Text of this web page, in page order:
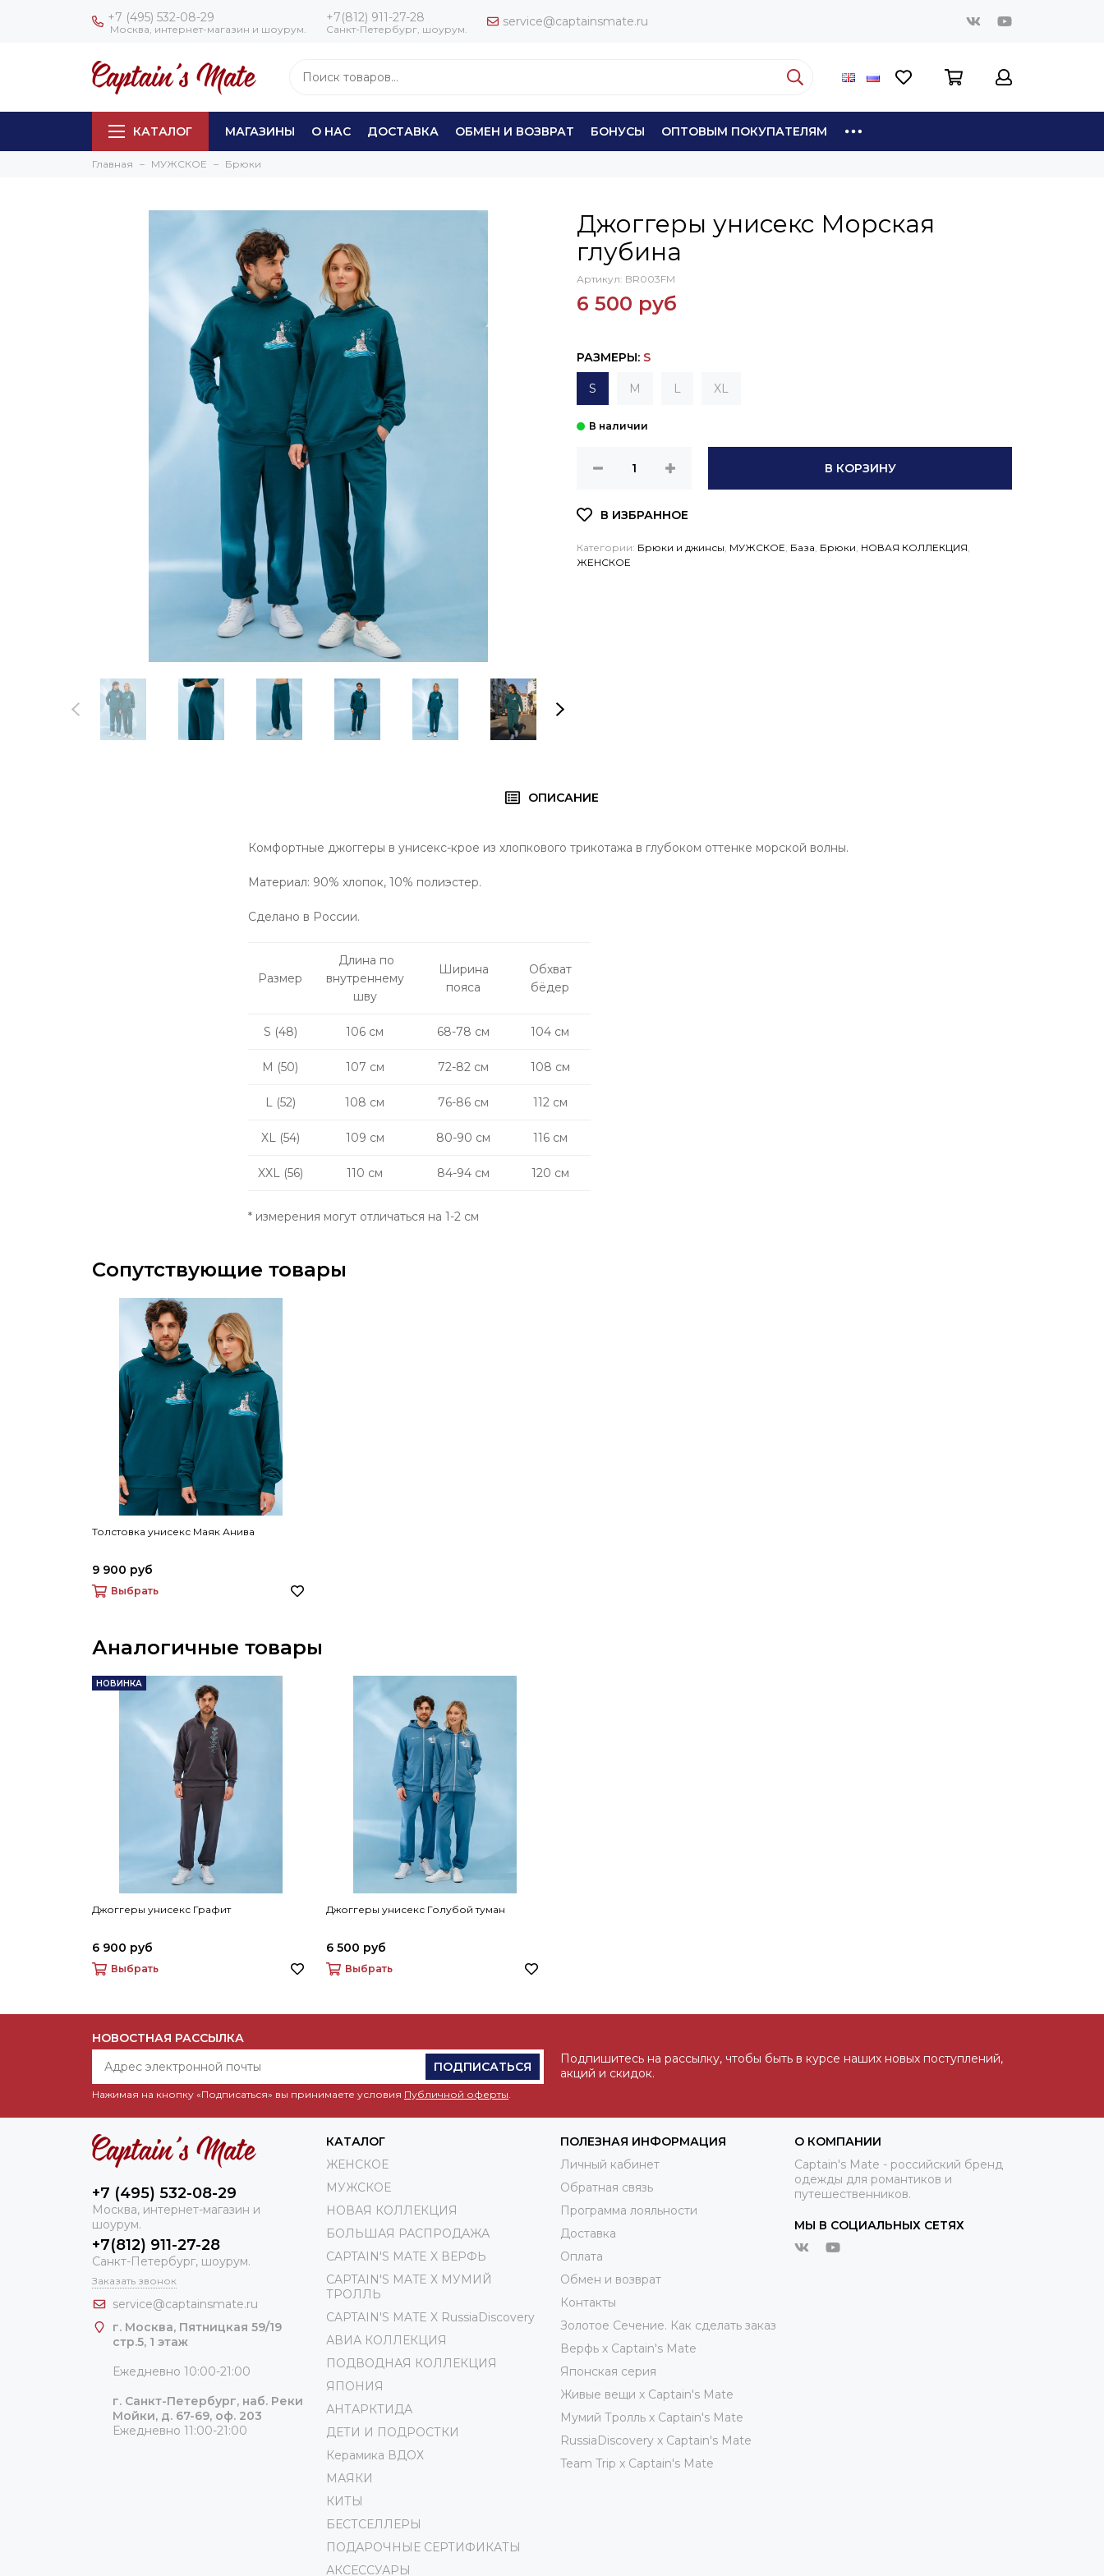
+7 (495) 532-08-29
Москва, интернет-магазин и шоурум.
+7(812) 911-27-28
Санкт-Петербург, шоурум.
service@captainsmate.ru
КАТАЛОГ МАГАЗИНЫ О НАС ДОСТАВКА ОБМЕН И ВОЗВРАТ БОНУСЫ ОПТОВЫМ ПОКУПАТЕЛЯМ
Главная МУЖСКОЕ Брюки
Джоггеры унисекс Морская
глубина
Артикул: BR003FM
6 500 руб
РАЗМЕРЫ: S
S M L XL
В КОРЗИНУ
Категории: Брюки и джинсы МУЖСКОЕ База Брюки НОВАЯ КОЛЛЕКЦИЯ
ЖЕНСКОЕ
ОПИСАНИЕ
Комфортные джоггеры в унисекс-крое из хлопкового трикотажа в глубоком оттенке морской волны.
Материал: 90% хлопок, 10% полиэстер.
Сделано в России.
Размер
Длина по
внутреннему
шву
Ширина
пояса
Обхват
бёдер
S (48) 106 cм 68-78 см 104 см
M (50) 107 cм 72-82 см 108 см
L (52) 108 см 76-86 см 112 см
XL (54) 109 см 80-90 см 116 см
XXL (56) 110 см 84-94 см 120 см
* измерения могут отличаться на 1-2 см
Сопутствующие товары
Толстовка унисекс Маяк Анива
9 900 руб
Выбрать
Аналогичные товары
НОВИНКА
Джоггеры унисекс Графит
6 900 руб
Выбрать
Джоггеры унисекс Голубой туман
6 500 руб
Выбрать
НОВОСТНАЯ РАССЫЛКА
ПОДПИСАТЬСЯ
Нажимая на кнопку «Подписаться» вы принимаете условия Публичной оферты.
Подпишитесь на рассылку, чтобы быть в курсе наших новых поступлений,
акций и скидок.
+7 (495) 532-08-29
Москва, интернет-магазин и
шоурум.
+7(812) 911-27-28
Санкт-Петербург, шоурум.
Заказать звонок
service@captainsmate.ru
г. Москва, Пятницкая 59/19
стр.5, 1 этаж
Ежедневно 10:00-21:00
г. Санкт-Петербург, наб. Реки
Мойки, д. 67-69, оф. 203
Ежедневно 11:00-21:00
КАТАЛОГ
ЖЕНСКОЕ
МУЖСКОЕ
НОВАЯ КОЛЛЕКЦИЯ
БОЛЬШАЯ РАСПРОДАЖА
CAPTAIN'S MATE X ВЕРФЬ
CAPTAIN'S MATE Х МУМИЙ
ТРОЛЛЬ
CAPTAIN'S MATE X RussiaDiscovery
АВИА КОЛЛЕКЦИЯ
ПОДВОДНАЯ КОЛЛЕКЦИЯ
ЯПОНИЯ
АНТАРКТИДА
ДЕТИ И ПОДРОСТКИ
Керамика ВДОХ
МАЯКИ
КИТЫ
БЕСТСЕЛЛЕРЫ
ПОДАРОЧНЫЕ СЕРТИФИКАТЫ
АКСЕССУАРЫ
ПОЛЕЗНАЯ ИНФОРМАЦИЯ
Личный кабинет
Обратная связь
Программа лояльности
Доставка
Оплата
Обмен и возврат
Контакты
Золотое Сечение. Как сделать заказ
Верфь х Captain's Mate
Японская серия
Живые вещи х Captain's Mate
Мумий Тролль х Сaptain's Mate
RussiaDiscovery x Captain's Mate
Team Trip x Captain's Mate
О КОМПАНИИ
Captain's Mate - российский бренд
одежды для романтиков и
путешественников.
МЫ В СОЦИАЛЬНЫХ СЕТЯХ